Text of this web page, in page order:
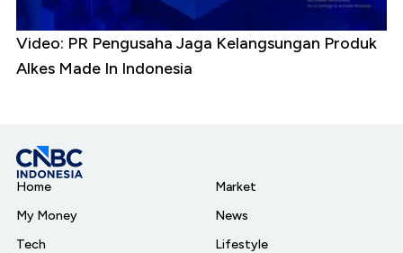
Video: PR Pengusaha Jaga Kelangsungan Produk
Alkes Made In Indonesia
Home
My Money
Tech
Market
News
Lifestyle